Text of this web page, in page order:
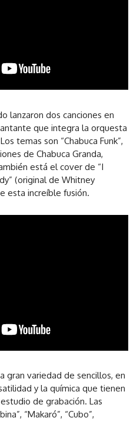
lanzaron dos canciones en
que integra la orquesta
temas son “Chabuca Funk”,
de Chabuca Granda,
está el cover de “I
(original de Whitney
esta increíble fusión.
gran variedad de sencillos, en
y la química que tienen
de grabación. Las
“Makaró”, “Cubo”,